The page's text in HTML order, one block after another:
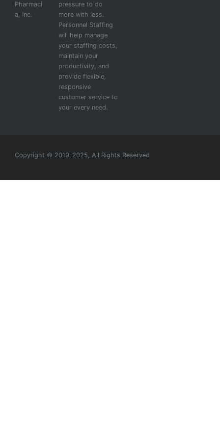
Pharmaci
a, Inc.
pressure to do
more with less.
Personnel Staffing
will help manage
your staffing costs,
maintain your
productivity, and
provide flexible,
responsive
customer service to
your every need.
Copyright © 2019-2025, All Rights Reserved